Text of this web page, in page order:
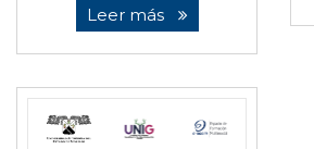
Leer más